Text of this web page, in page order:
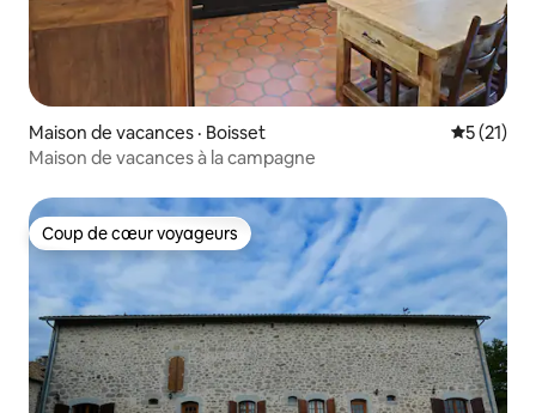
Maison de vacances · Boisset Note
5 (21)
Maison de vacances à la campagne
Coup de cœur voyageurs
Coup de cœur voyageurs